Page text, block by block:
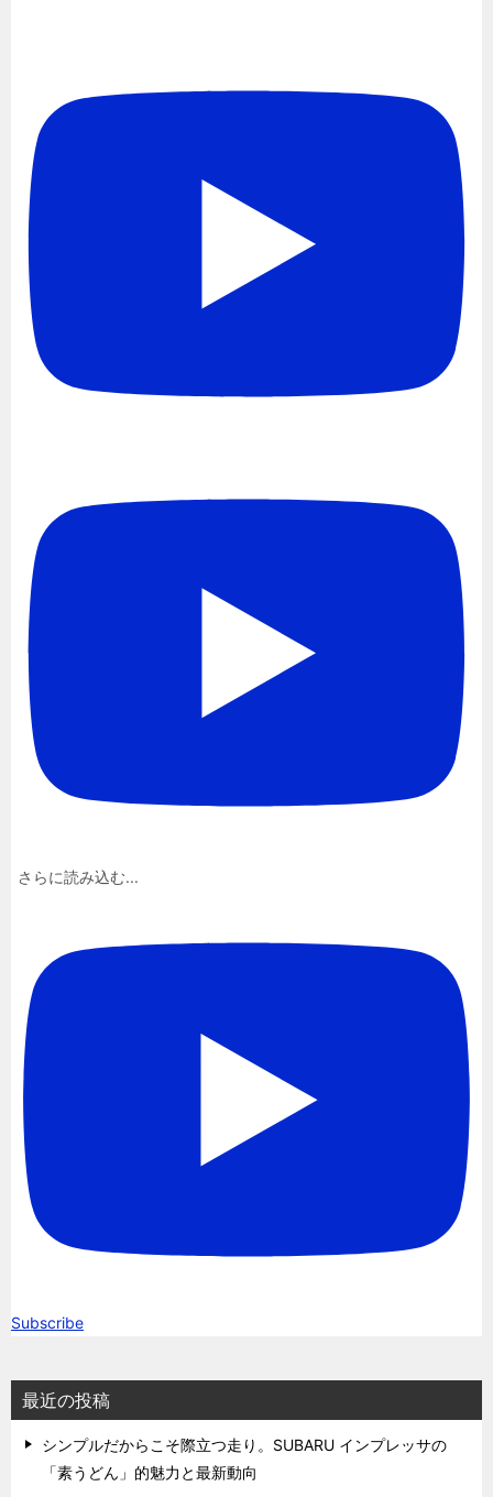
さらに読み込む...
Subscribe
最近の投稿
シンプルだからこそ際立つ走り。SUBARU インプレッサの
「素うどん」的魅力と最新動向